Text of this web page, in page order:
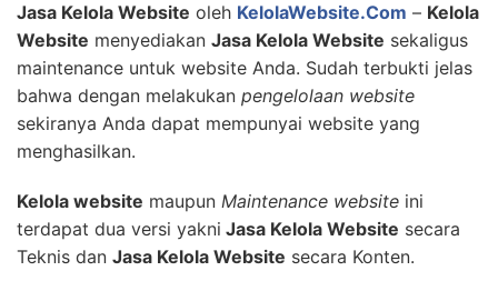
Jasa Kelola Website oleh KelolaWebsite.Com – Kelola
Website menyediakan Jasa Kelola Website sekaligus
maintenance untuk website Anda. Sudah terbukti jelas
bahwa dengan melakukan pengelolaan website
sekiranya Anda dapat mempunyai website yang
menghasilkan.
Kelola website maupun Maintenance website ini
terdapat dua versi yakni Jasa Kelola Website secara
Teknis dan Jasa Kelola Website secara Konten.